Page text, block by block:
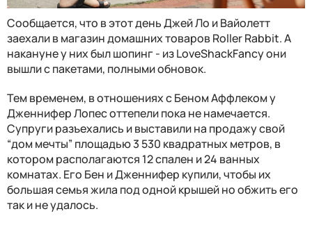
Сообщается, что в этот день Джей Ло и Вайолетт
заехали в магазин домашних товаров Roller Rabbit. А
накануне у них был шопинг - из LoveShackFancy они
вышли с пакетами, полными обновок.
Тем временем, в отношениях с Беном Аффлеком у
Дженнифер Лопес оттепели пока не намечается.
Супруги разъехались и выставили на продажу свой
“дом мечты” площадью 3 530 квадратных метров, в
котором располагаются 12 спален и 24 ванных
комнатах. Его Бен и Дженнифер купили, чтобы их
большая семья жила под одной крышей но обжить его
так и не удалось.